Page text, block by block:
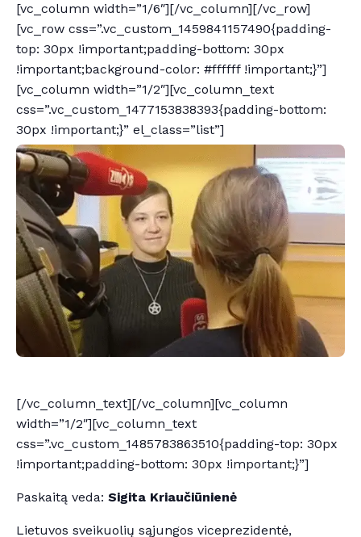
[vc_column width=”1/6″][/vc_column][/vc_row]
[vc_row css=”.vc_custom_1459841157490{padding-
top: 30px !important;padding-bottom: 30px
!important;background-color: #ffffff !important;}”]
[vc_column width=”1/2″][vc_column_text
css=”.vc_custom_1477153838393{padding-bottom:
30px !important;}” el_class=”list”]
[/vc_column_text][/vc_column][vc_column
width=”1/2″][vc_column_text
css=”.vc_custom_1485783863510{padding-top: 30px
!important;padding-bottom: 30px !important;}”]
Paskaitą veda: Sigita Kriaučiūnienė
Lietuvos sveikuolių sąjungos viceprezidentė,